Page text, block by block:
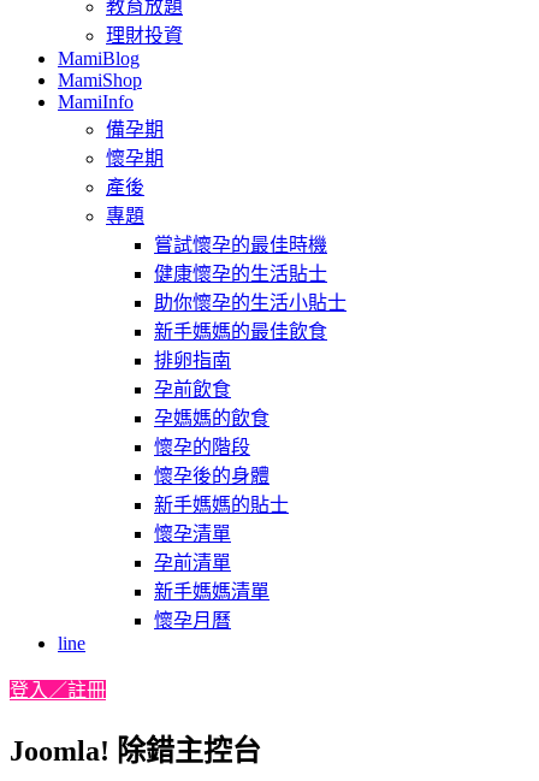
教育放題
理財投資
MamiBlog
MamiShop
MamiInfo
備孕期
懷孕期
產後
專題
嘗試懷孕的最佳時機
健康懷孕的生活貼士
助你懷孕的生活小貼士
新手媽媽的最佳飲食
排卵指南
孕前飲食
孕媽媽的飲食
懷孕的階段
懷孕後的身體
新手媽媽的貼士
懷孕清單
孕前清單
新手媽媽清單
懷孕月曆
line
登入／註冊
Joomla! 除錯主控台